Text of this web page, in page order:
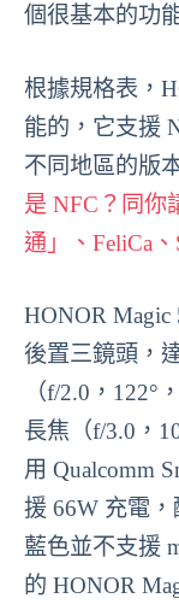
個很基本的功
根據規格表，
能的，它支援
不同地區的版
是 NFC？同你
通」、FeliCa、
HONOR
後置三鏡頭，
（f/2.0，122°
長焦（f/3.0，
用 Qualcomm
援 66W 充電
藍色並不支援
的 HONOR